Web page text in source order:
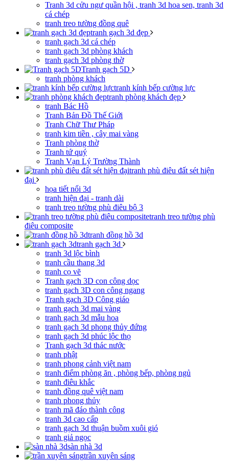
Tranh 3d cửu ngư quần hội , tranh 3d hoa sen, tranh 3d
cá chép
tranh treo tường đồng quê
tranh gạch 3d đẹp
tranh gạch 3d cá chép
tranh gạch 3d phòng khách
tranh gạch 3d phòng thờ
Tranh gạch 5D
tranh phòng khách
tranh kính bếp cường lực
tranh phòng khách đẹp
tranh Bác Hồ
Tranh Bản Đồ Thế Giới
Tranh Chữ Thư Pháp
tranh kim tiền , cây mai vàng
Tranh phòng thờ
Tranh tứ quý
Tranh Vạn Lý Trường Thành
tranh phù điêu đất sét hiện
đại
họa tiết nổi 3d
tranh hiện đại - tranh dài
tranh treo tường phù điêu bộ 3
tranh treo tường phù
điêu composite
tranh đồng hồ 3d
tranh gạch 3d
tranh 3d lộc bình
tranh cầu thang 3d
tranh cọ vẽ
Tranh gạch 3D con công dọc
tranh gạch 3D con công ngang
Tranh gạch 3D Công giáo
tranh gạch 3d mai vàng
tranh gạch 3d mẫu hoa
tranh gạch 3d phong thủy đứng
tranh gạch 3d phúc lộc thọ
Tranh gạch 3d thác nước
tranh phật
tranh phong cảnh việt nam
tranh điểm phòng ăn , phòng bếp, phòng ngủ
tranh điêu khắc
tranh đồng quê việt nam
tranh phong thủy
tranh mã đáo thành công
tranh 3d cao cấp
tranh gạch 3d thuận buồm xuôi gió
tranh giả ngọc
sàn nhà 3d
trần xuyên sáng